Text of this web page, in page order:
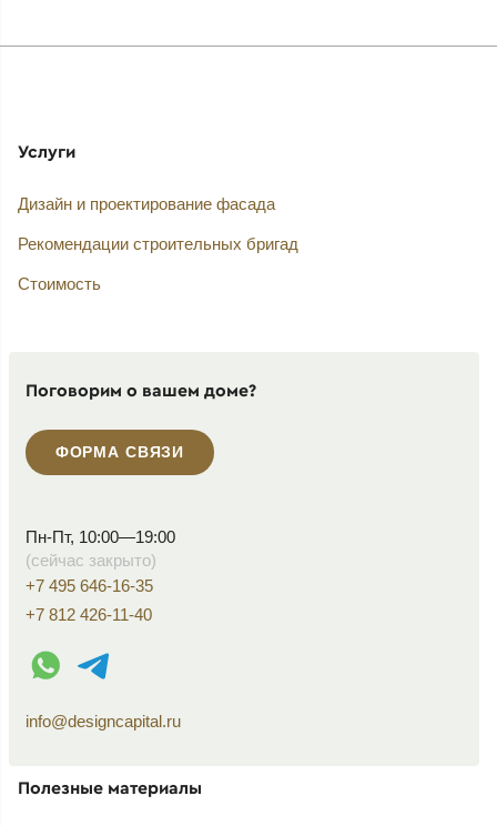
Услуги
Дизайн и проектирование фасада
Рекомендации строительных бригад
Стоимость
Поговорим о вашем доме?
ФОРМА СВЯЗИ
Пн-Пт, 10:00—19:00
(сейчас закрыто)
+7 495 646-16-35
+7 812 426-11-40
WhatsApp контакт
Telegram контакт
info@designcapital.ru
Полезные материалы